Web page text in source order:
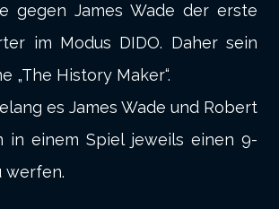
gegen James Wade der erste
im Modus DIDO. Daher sein
„The History Maker“.
es James Wade und Robert
in einem Spiel jeweils einen 9-
werfen.